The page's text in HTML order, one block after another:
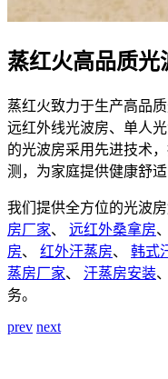
蒸红火高品质光
蒸红火致力于生产高品
远红外线光波房、单人
的光波房采用先进技术
测，为家庭提供健康舒适
我们提供全方位的光波
房厂家、 远红外桑拿房、
房、 红外汗蒸房、 韩式
蒸房厂家、 汗蒸房安装、
务。
prev next